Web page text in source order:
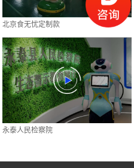
北京食无忧定制款
永泰人民检察院